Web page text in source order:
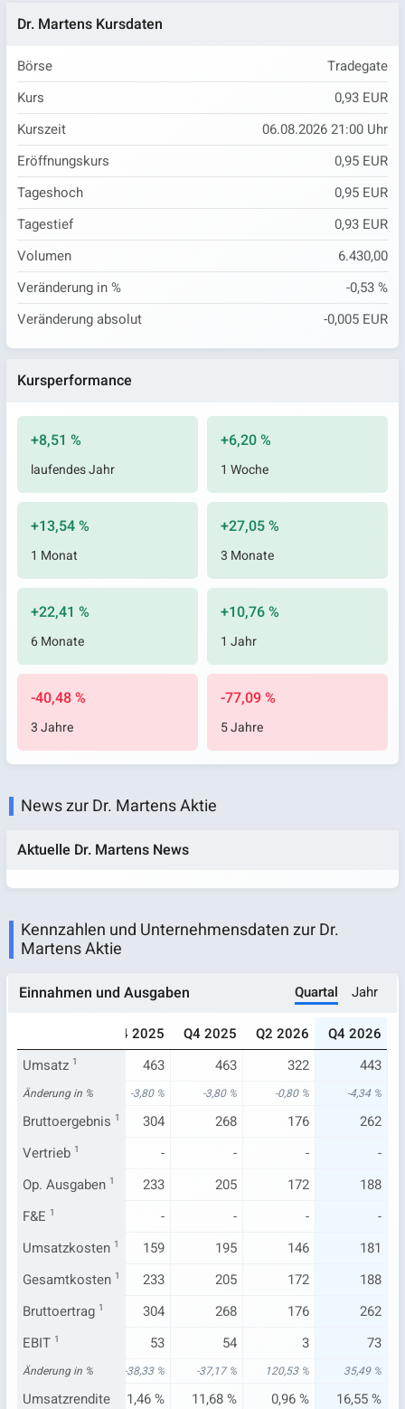
Dr. Martens Kursdaten
Börse
Tradegate
Kurs
0,93 EUR
Kurszeit
06.08.2026 21:00 Uhr
Eröffnungskurs
0,95 EUR
Tageshoch
0,95 EUR
Tagestief
0,93 EUR
Volumen
6.430,00
Veränderung in %
-0,53 %
Veränderung absolut
-0,005 EUR
Kursperformance
+8,51 %
laufendes Jahr
+6,20 %
1 Woche
+13,54 %
1 Monat
+27,05 %
3 Monate
+22,41 %
6 Monate
+10,76 %
1 Jahr
-40,48 %
3 Jahre
-77,09 %
5 Jahre
News zur Dr. Martens Aktie
Aktuelle Dr. Martens News
Kennzahlen und Unternehmensdaten zur Dr.
Martens Aktie
Einnahmen und Ausgaben Quartal Jahr
Q4 2025 Q4 2025 Q2 2026
Q4 2026
Umsatz 1325 463 463 322 443
Änderung in %
-17,99 % -3,80 % -3,80 % -0,80 % -4,34 %
Bruttoergebnis 1
208 304 268 176
262
Vertrieb 1 - - -
-
Op. Ausgaben 1
223 233 205 172
188
F&E 1 - - -
-
Umsatzkosten 1
117 159 195 146
181
Gesamtkosten 1
223 233 205 172
188
Bruttoertrag 1
208 304 268 176
262
EBIT 1 53 54 3 73
Änderung in %
-174,94 % -38,33 % -37,17 % 120,53 % 35,49 %
Umsatzrendite
-4,65 % 11,46 % 11,68 % 0,96 % 16,55 %